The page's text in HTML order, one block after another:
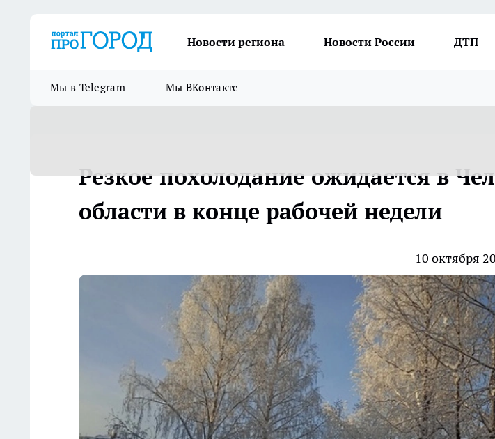
Новости региона Новости России ДТП
Мы в Telegram Мы ВКонтакте
Резкое похолодание ожидается в
области в конце рабочей недели
10 октября